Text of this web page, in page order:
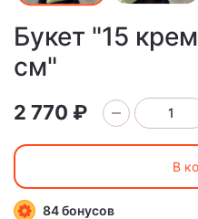
Букет "15
см"
2 770 ₽
В
84 бонусов